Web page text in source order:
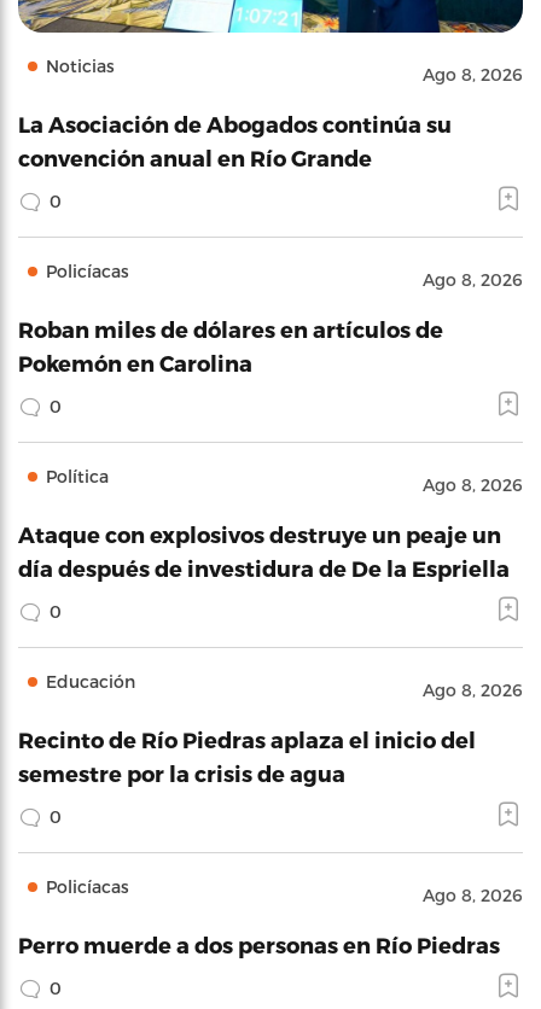
Noticias Ago 8, 2026
La Asociación de Abogados continúa su
convención anual en Río Grande
0
Policíacas Ago 8, 2026
Roban miles de dólares en artículos de
Pokemón en Carolina
0
Política Ago 8, 2026
Ataque con explosivos destruye un peaje un
día después de investidura de De la Espriella
0
Educación Ago 8, 2026
Recinto de Río Piedras aplaza el inicio del
semestre por la crisis de agua
0
Policíacas Ago 8, 2026
Perro muerde a dos personas en Río Piedras
0